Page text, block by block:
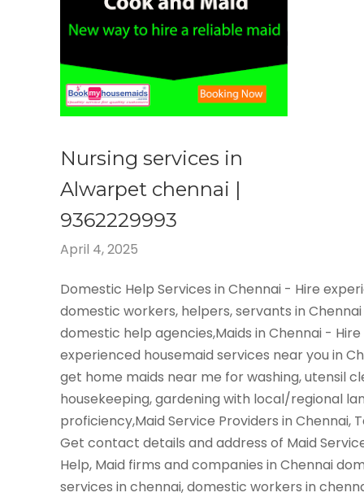
Nursing services in
Alwarpet chennai |
9362229993
April 4, 2025
Domestic Help Services in Chennai - Hire
domestic workers, helpers, servants in
domestic help agencies,Maids in Chennai - Hire
experienced housemaid services near you in
get home maids near me for washing, utensil
housekeeping, gardening with local/regional
proficiency,Maid Service Providers in Chennai,
Get contact details and address of Maid
Help, Maid firms and companies in Chennai
services in chennai, domestic workers in